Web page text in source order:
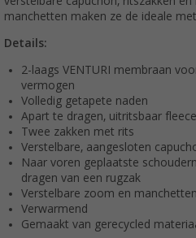
manchetten maken ze de ideale
Details:
2-laags VENTURI membraan
vermogen
Volledig getapete naden
Apart te dragen, uitritsbaar
Twee zakken met rits
Verstelbare, aangesloten
Naar voren geplaatste
dragen van een rugzak
Verstelbare zoom en manchetten
Verwarmend
Gemaakt van gerecycled